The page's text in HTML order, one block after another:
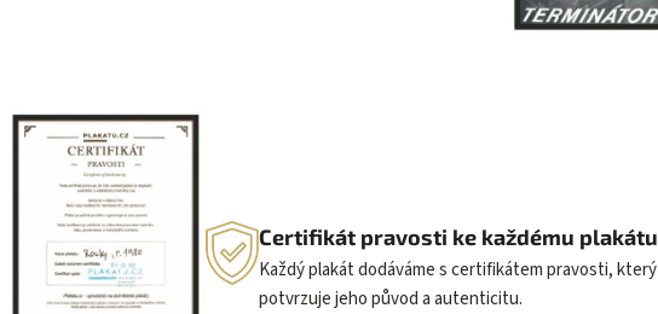
Certifikát pravosti ke každému plakátu
Každý plakát dodáváme s certifikátem pravosti, který
potvrzuje jeho původ a autenticitu.